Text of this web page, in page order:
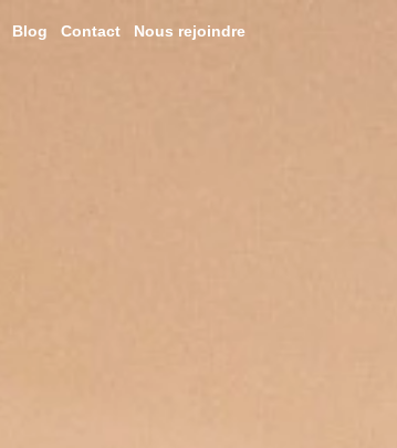
Blog Contact Nous rejoindre